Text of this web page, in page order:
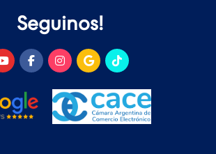
Seguinos!